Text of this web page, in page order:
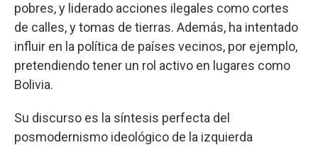
pobres, y liderado acciones ilegales como cortes
de calles, y tomas de tierras. Además, ha intentado
influir en la política de países vecinos, por ejemplo,
pretendiendo tener un rol activo en lugares como
Bolivia.
Su discurso es la síntesis perfecta del
posmodernismo ideológico de la izquierda